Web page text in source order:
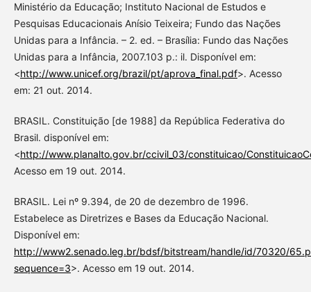
Ministério da Educação; Instituto Nacional de Estudos e
Pesquisas Educacionais Anísio Teixeira; Fundo das Nações
Unidas para a Infância. – 2. ed. – Brasília: Fundo das Nações
Unidas para a Infância, 2007.103 p.: il. Disponível em:
<http://www.unicef.org/brazil/pt/aprova_final.pdf>. Acesso
em: 21 out. 2014.
BRASIL. Constituição [de 1988] da República Federativa do
Brasil. disponível em:
<http://www.planalto.gov.br/ccivil_03/constituicao/
Acesso em 19 out. 2014.
BRASIL. Lei nº 9.394, de 20 de dezembro de 1996.
Estabelece as Diretrizes e Bases da Educação Nacional.
Disponível em:
http://www2.senado.leg.br/bdsf/bitstream/handle/id/70320/
sequence=3>. Acesso em 19 out. 2014.